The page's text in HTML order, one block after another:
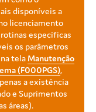
disponíveis a
licenciamento
específicas
os parâmetros
tela Manutenção
(F000PGS),
a existência
e Suprimentos
áreas).